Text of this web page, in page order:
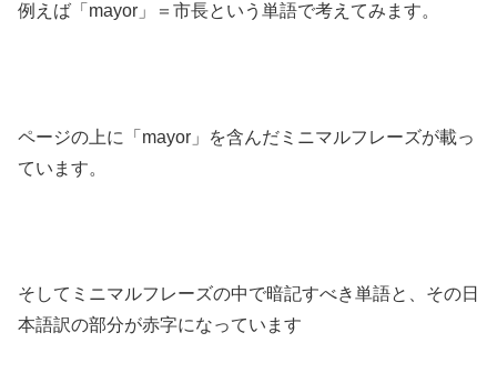
例えば「mayor」＝市長という単語で考えてみます。
ページの上に「mayor」を含んだミニマルフレーズが載っ
ています。
そしてミニマルフレーズの中で暗記すべき単語と、その日
本語訳の部分が赤字になっています